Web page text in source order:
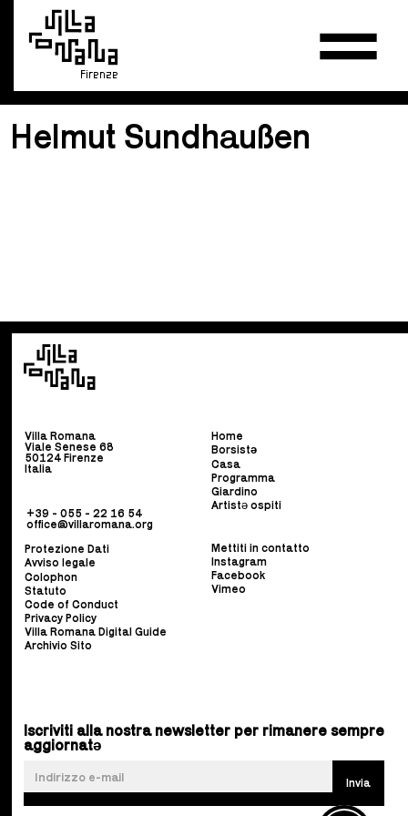
Firenze
Helmut Sundhaußen
Villa Romana
Viale Senese 68
50124 Firenze
Italia
+39 - 055 - 22 16 54
office@villaromana.org
Home
Borsistə
Casa
Programma
Giardino
Artistə ospiti
Protezione Dati
Avviso legale
Colophon
Statuto
Code of Conduct
Privacy Policy
Villa Romana Digital Guide
Archivio Sito
Mettiti in contatto
Instagram
Facebook
Vimeo
Iscriviti alla nostra newsletter per rimanere sempre
aggiornatə